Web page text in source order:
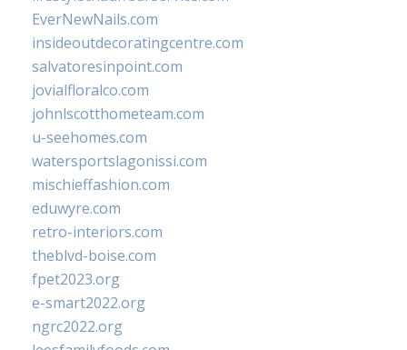
EverNewNails.com
insideoutdecoratingcentre.com
salvatoresinpoint.com
jovialfloralco.com
johnlscotthometeam.com
u-seehomes.com
watersportslagonissi.com
mischieffashion.com
eduwyre.com
retro-interiors.com
theblvd-boise.com
fpet2023.org
e-smart2022.org
ngrc2022.org